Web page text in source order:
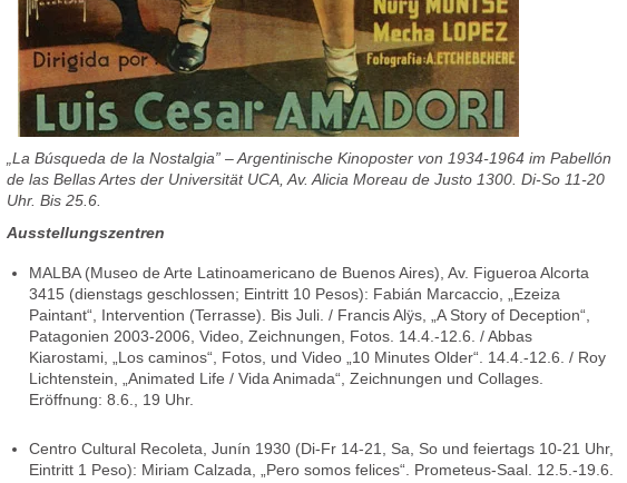
„La Búsqueda de la Nostalgia” – Argentinische Kinoposter von 1934-1964 im Pabellón
de las Bellas Artes der Universität UCA, Av. Alicia Moreau de Justo 1300. Di-So 11-20
Uhr. Bis 25.6.
Ausstellungszentren
MALBA (Museo de Arte Latinoamericano de Buenos Aires), Av. Figueroa Alcorta
3415 (dienstags geschlossen; Eintritt 10 Pesos): Fabián Marcaccio, „Ezeiza
Paintant“, Intervention (Terrasse). Bis Juli. / Francis Alÿs, „A Story of Deception“,
Patagonien 2003-2006, Video, Zeichnungen, Fotos. 14.4.-12.6. / Abbas
Kiarostami, „Los caminos“, Fotos, und Video „10 Minutes Older“. 14.4.-12.6. / Roy
Lichtenstein, „Animated Life / Vida Animada“, Zeichnungen und Collages.
Eröffnung: 8.6., 19 Uhr.
Centro Cultural Recoleta, Junín 1930 (Di-Fr 14-21, Sa, So und feiertags 10-21 Uhr,
Eintritt 1 Peso): Miriam Calzada, „Pero somos felices“. Prometeus-Saal. 12.5.-19.6.